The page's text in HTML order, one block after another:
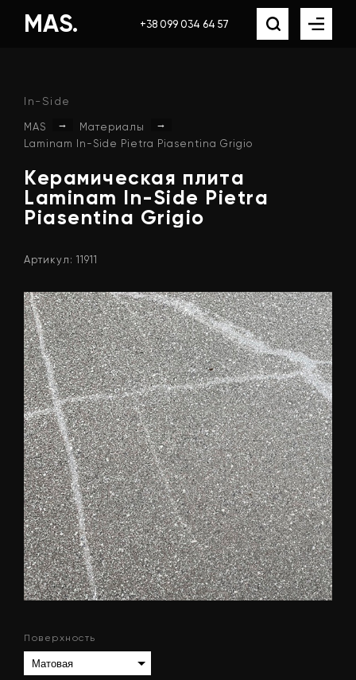
MAS. +38 099 034 64 57
In-Side
MAS → Материалы
→
Laminam In-Side Pietra Piasentina Grigio
Керамическая плита
Laminam In-Side Pietra
Piasentina Grigio
Артикул: 11911
Поверхность